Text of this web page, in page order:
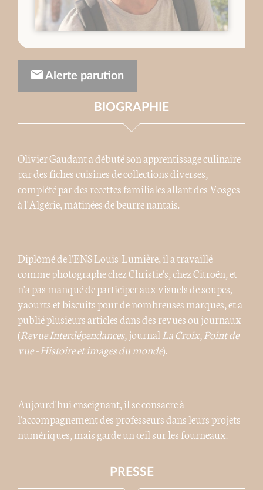
Alerte parution
BIOGRAPHIE
Olivier Gaudant a débuté son apprentissage culinaire
par des fiches cuisines de collections diverses,
complété par des recettes familiales allant des Vosges
à l'Algérie, mâtinées de beurre nantais.
Diplômé de l'ENS Louis-Lumière, il a travaillé
comme photographe chez Christie's, chez Citroën, et
n'a pas manqué de participer aux visuels de soupes,
yaourts et biscuits pour de nombreuses marques, et a
publié plusieurs articles dans des revues ou journaux
(Revue Interdépendances, journal La Croix, Point de
vue - Histoire et images du monde).
Aujourd'hui enseignant, il se consacre à
l'accompagnement des professeurs dans leurs projets
numériques, mais garde un œil sur les fourneaux.
PRESSE